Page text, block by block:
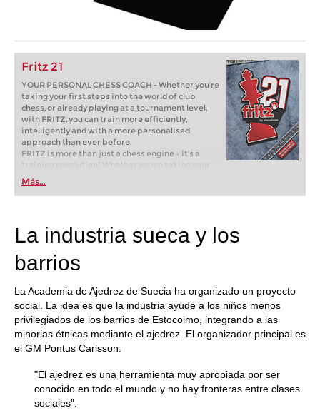
Fritz 21
YOUR PERSONAL CHESS COACH - Whether you’re
taking your first steps into the world of club
chess, or already playing at a tournament level:
with FRITZ, you can train more efficiently,
intelligently and with a more personalised
approach than ever before.
FRITZ is more than just a chess engine – it’s a
training revolution! Whether you’re taking your
first steps into the world of club chess, or already
playing at a tournament level: with FRITZ, you can
train more efficiently, intelligently and with a
Más...
La industria sueca y los
barrios
La Academia de Ajedrez de Suecia ha organizado un proyecto
social. La idea es que la industria ayude a los niños menos
privilegiados de los barrios de Estocolmo, integrando a las
minorias étnicas mediante el ajedrez. El organizador principal es
el GM Pontus Carlsson:
"El ajedrez es una herramienta muy apropiada por ser
conocido en todo el mundo y no hay fronteras entre clases
sociales".